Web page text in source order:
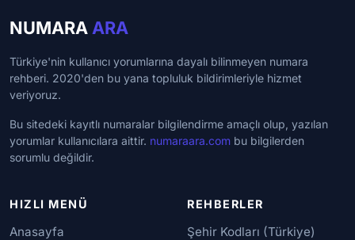
NUMARA ARA
Türkiye'nin kullanıcı yorumlarına dayalı bilinmeyen numara
rehberi. 2020'den bu yana topluluk bildirimleriyle hizmet
veriyoruz.
Bu sitedeki kayıtlı numaralar bilgilendirme amaçlı olup, yazılan
yorumlar kullanıcılara aittir. numaraara.com bu bilgilerden
sorumlu değildir.
HIZLI MENÜ
Anasayfa
REHBERLER
Şehir Kodları (Türkiye)